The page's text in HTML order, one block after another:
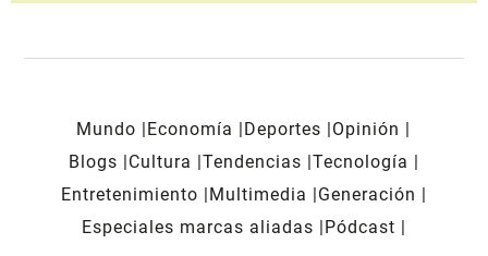
Mundo Economía Deportes
Opinión
Blogs
Cultura Tendencias Tecnología
Entretenimiento
Multimedia
Generación
Especiales marcas aliadas
Pódcast